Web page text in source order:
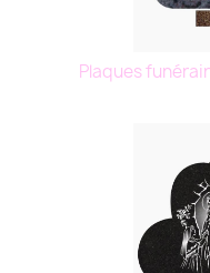
Plaques